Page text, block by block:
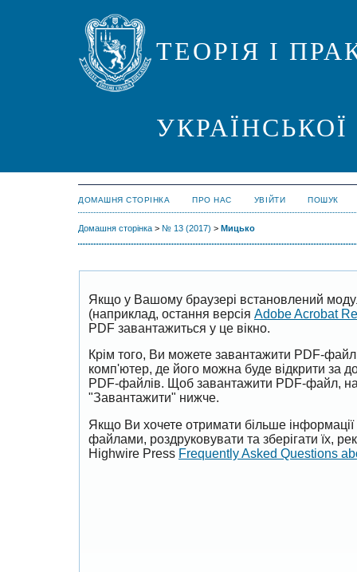
ТЕОРІЯ І
ДОМАШНЯ СТОРІНКА ПРО НАС УВІЙТИ ПОШУК
Домашня сторінка > № 13 (2017) > Мицько
Якщо у Вашому браузері встановлений
(наприклад, остання версія Adobe Acrobat
PDF завантажиться у це вікно.
Крім того, Ви можете завантажити PDF-
комп'ютер, де його можна буде відкрити за
PDF-файлів. Щоб завантажити PDF-файл,
"Завантажити" нижче.
Якщо Ви хочете отримати більше
файлами, роздруковувати та зберігати їх,
Highwire Press Frequently Asked Questions